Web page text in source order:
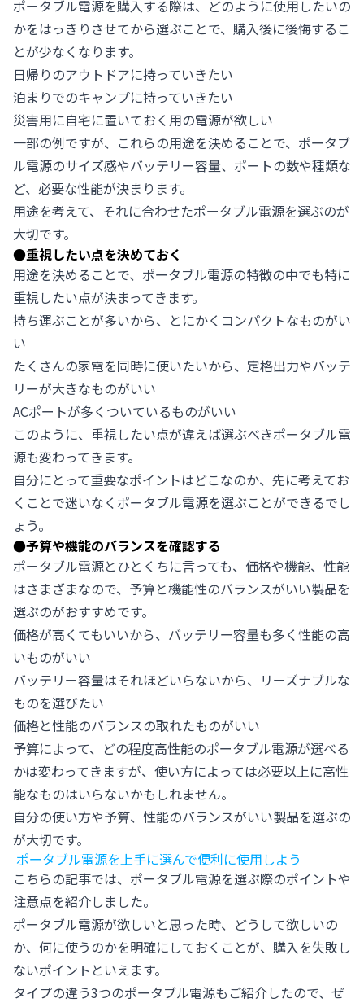
ポータブル電源を購入する際は、どのように使用したいの
かをはっきりさせてから選ぶことで、購入後に後悔するこ
とが少なくなります。
日帰りのアウトドアに持っていきたい
泊まりでのキャンプに持っていきたい
災害用に自宅に置いておく用の電源が欲しい
一部の例ですが、これらの用途を決めることで、ポータブ
ル電源のサイズ感やバッテリー容量、ポートの数や種類な
ど、必要な性能が決まります。
用途を考えて、それに合わせたポータブル電源を選ぶのが
大切です。
●重視したい点を決めておく
用途を決めることで、ポータブル電源の特徴の中でも特に
重視したい点が決まってきます。
持ち運ぶことが多いから、とにかくコンパクトなものがい
い
たくさんの家電を同時に使いたいから、定格出力やバッテ
リーが大きなものがいい
ACポートが多くついているものがいい
このように、重視したい点が違えば選ぶべきポータブル電
源も変わってきます。
自分にとって重要なポイントはどこなのか、先に考えてお
くことで迷いなくポータブル電源を選ぶことができるでし
ょう。
●予算や機能のバランスを確認する
ポータブル電源とひとくちに言っても、価格や機能、性能
はさまざまなので、予算と機能性のバランスがいい製品を
選ぶのがおすすめです。
価格が高くてもいいから、バッテリー容量も多く性能の高
いものがいい
バッテリー容量はそれほどいらないから、リーズナブルな
ものを選びたい
価格と性能のバランスの取れたものがいい
予算によって、どの程度高性能のポータブル電源が選べる
かは変わってきますが、使い方によっては必要以上に高性
能なものはいらないかもしれません。
自分の使い方や予算、性能のバランスがいい製品を選ぶの
が大切です。
ポータブル電源を上手に選んで便利に使用しよう
こちらの記事では、ポータブル電源を選ぶ際のポイントや
注意点を紹介しました。
ポータブル電源が欲しいと思った時、どうして欲しいの
か、何に使うのかを明確にしておくことが、購入を失敗し
ないポイントといえます。
タイプの違う3つのポータブル電源もご紹介したので、ぜ